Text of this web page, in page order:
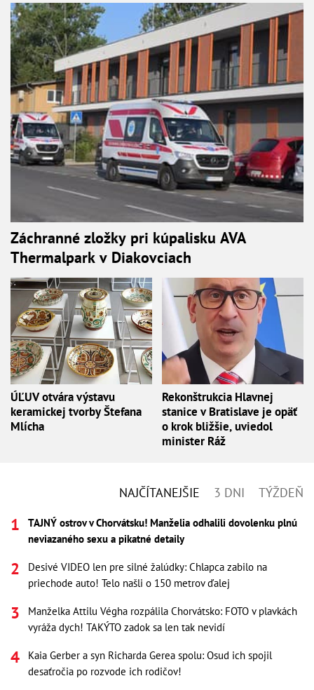
Záchranné zložky pri kúpalisku AVA
Thermalpark v Diakovciach
ÚĽUV otvára výstavu
keramickej tvorby Štefana
Mlícha
Rekonštrukcia Hlavnej
stanice v Bratislave je opäť
o krok bližšie, uviedol
minister Ráž
NAJČÍTANEJŠIE 3 DNI TÝŽDEŇ
TAJNÝ ostrov v Chorvátsku! Manželia odhalili dovolenku plnú
neviazaného sexu a pikatné detaily
Desivé VIDEO len pre silné žalúdky: Chlapca zabilo na
priechode auto! Telo našli o 150 metrov ďalej
Manželka Attilu Végha rozpálila Chorvátsko: FOTO v plavkách
vyráža dych! TAKÝTO zadok sa len tak nevidí
Kaia Gerber a syn Richarda Gerea spolu: Osud ich spojil
desaťročia po rozvode ich rodičov!